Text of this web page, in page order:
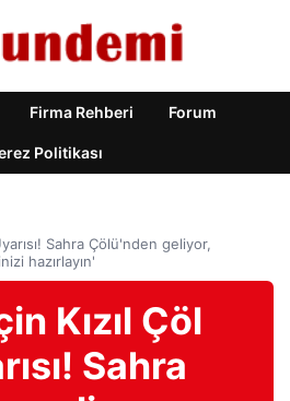
Firma Rehberi Forum
Politikası
Sahra Çölü'nden geliyor,
hazırlayın'
Kızıl Çöl
Sahra